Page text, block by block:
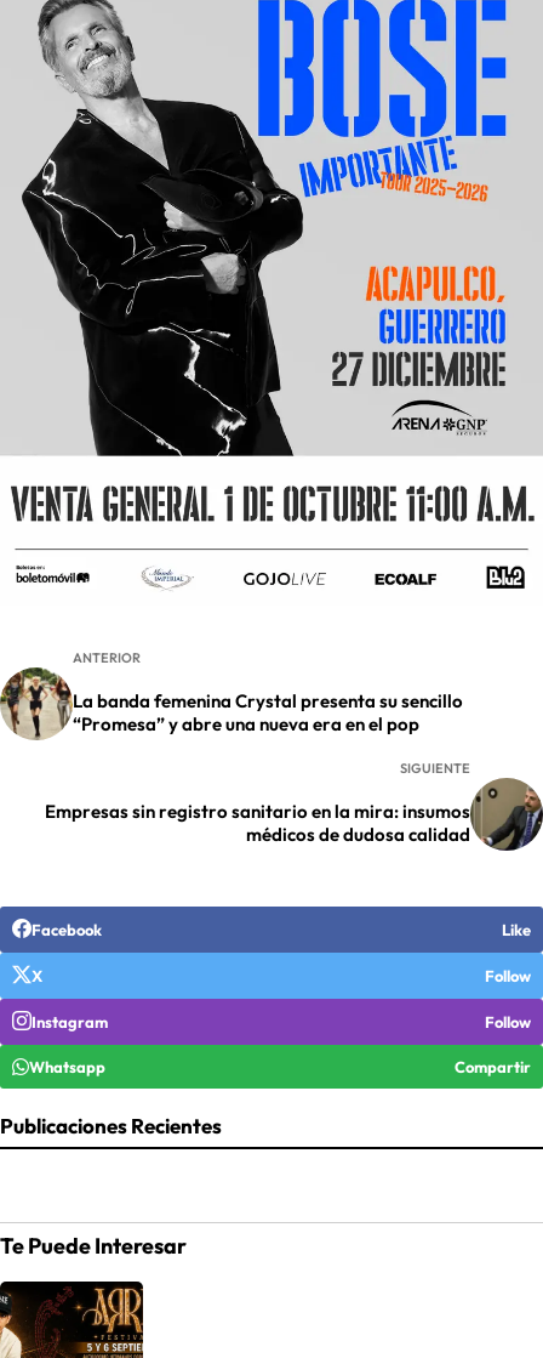
ANTERIOR
La banda femenina Crystal presenta su sencillo
“Promesa” y abre una nueva era en el pop
SIGUIENTE
Empresas sin registro sanitario en la mira: insumos
médicos de dudosa calidad
Facebook Like
X Follow
Instagram Follow
Whatsapp Compartir
Publicaciones Recientes
Te Puede Interesar